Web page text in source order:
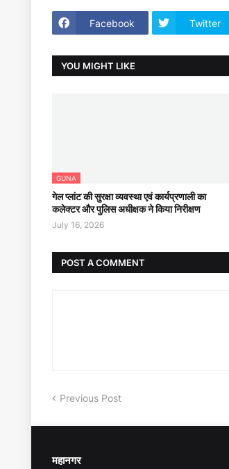
Facebook Twitter
YOU MIGHT LIKE
GUNA
गेल प्लांट की सुरक्षा व्यवस्था एवं कार्यप्रणाली का
कलेक्टर और पुलिस अधीक्षक ने किया निरीक्षण
July 16, 2026
POST A COMMENT
Previous Post
महानगर